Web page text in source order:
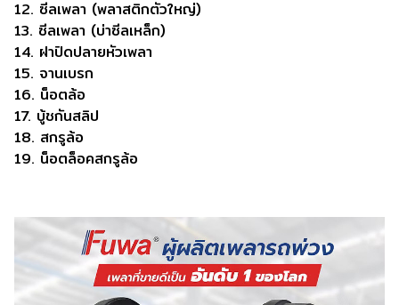
12. ซีลเพลา (พลาสติกตัวใหญ่)
13. ซีลเพลา (บ่าซีลเหล็ก)
14. ฝาปิดปลายหัวเพลา
15. จานเบรก
16. น็อตล้อ
17. บู้ชกันสลิป
18. สกรูล้อ
19. น็อตล็อคสกรูล้อ